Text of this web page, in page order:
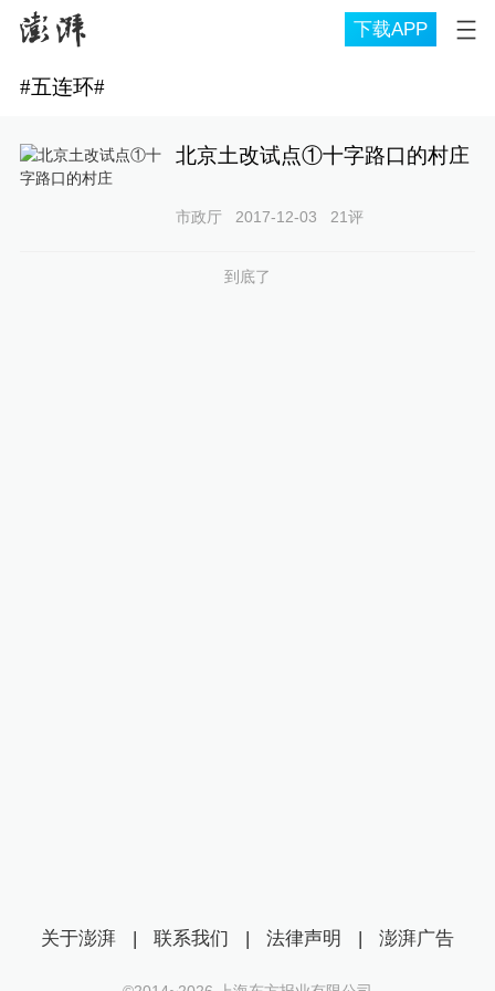
下载APP
#五连环#
北京土改试点①十字路口的村庄
市政厅 2017-12-03 21评
到底了
关于澎湃 | 联系我们 | 法律声明 | 澎湃广告